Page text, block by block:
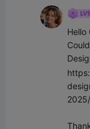
Hello